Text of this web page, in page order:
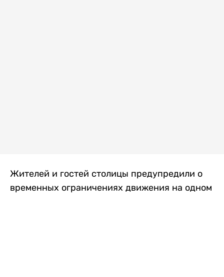
Жителей и гостей столицы предупредили о
временных ограничениях движения на одном